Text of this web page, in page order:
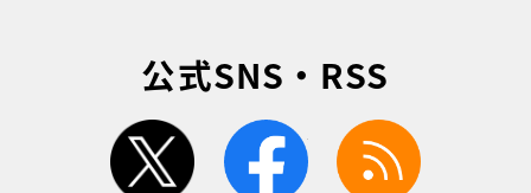
公式SNS・RSS
twitter facebook